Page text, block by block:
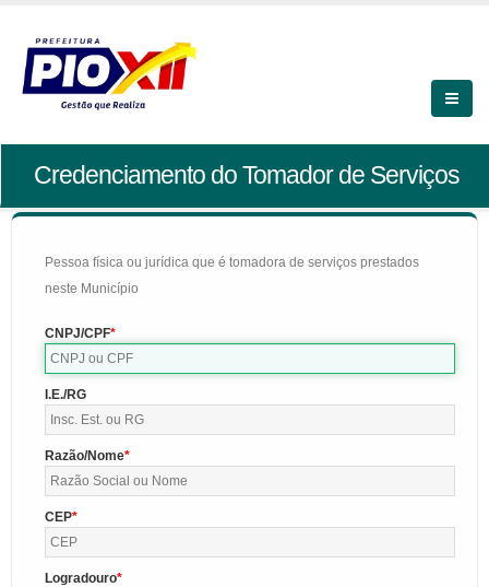
Credenciamento do Tomador de Serviços
Pessoa física ou jurídica que é tomadora de serviços prestados
neste Município
CNPJ/CPF
I.E./RG
Razão/Nome
CEP
Logradouro